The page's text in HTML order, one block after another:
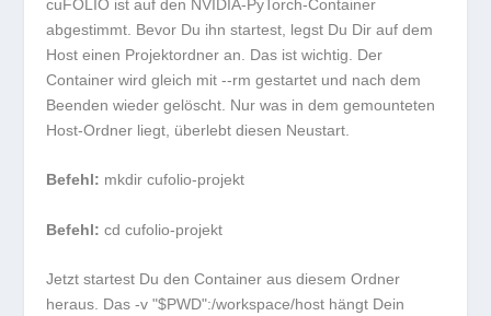
cuFOLIO ist auf den NVIDIA-PyTorch-Container
abgestimmt. Bevor Du ihn startest, legst Du Dir auf dem
Host einen Projektordner an. Das ist wichtig. Der
Container wird gleich mit--rm gestartet und nach dem
Beenden wieder gelöscht. Nur was in dem gemounteten
Host-Ordner liegt, überlebt diesen Neustart.
Befehl: mkdir cufolio-projekt
Befehl: cd cufolio-projekt
Jetzt startest Du den Container aus diesem Ordner
heraus. Das-v "$PWD":/workspace/host hängt Dein